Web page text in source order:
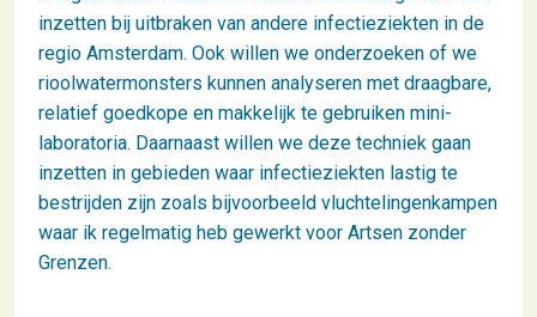
inzetten bij uitbraken van andere infectieziekten in de
regio Amsterdam. Ook willen we onderzoeken of we
rioolwatermonsters kunnen analyseren met draagbare,
relatief goedkope en makkelijk te gebruiken mini-
laboratoria. Daarnaast willen we deze techniek gaan
inzetten in gebieden waar infectieziekten lastig te
bestrijden zijn zoals bijvoorbeeld vluchtelingenkampen
waar ik regelmatig heb gewerkt voor Artsen zonder
Grenzen.